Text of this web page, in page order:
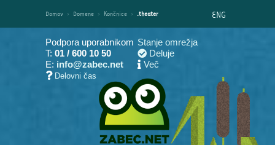
Domov › Domene › Končnice › .theater ENG
Podpora uporabnikom
T: 01 / 600 10 50
E: info@zabec.net
Delovni čas
Stanje omrežja
Deluje
Več